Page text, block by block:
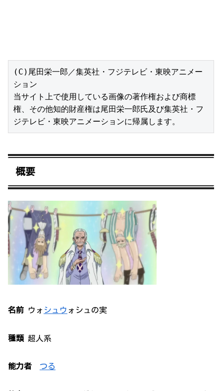
(C)尾田栄一郎／集英社・フジテレビ・東映アニメー
ション
当サイト上で使用している画像の著作権および商標
権、その他知的財産権は尾田栄一郎氏及び集英社・フ
ジテレビ・東映アニメーションに帰属します。
概要
名前 ウォ シュウ ォシュの実
種類超人系
能力者 つる